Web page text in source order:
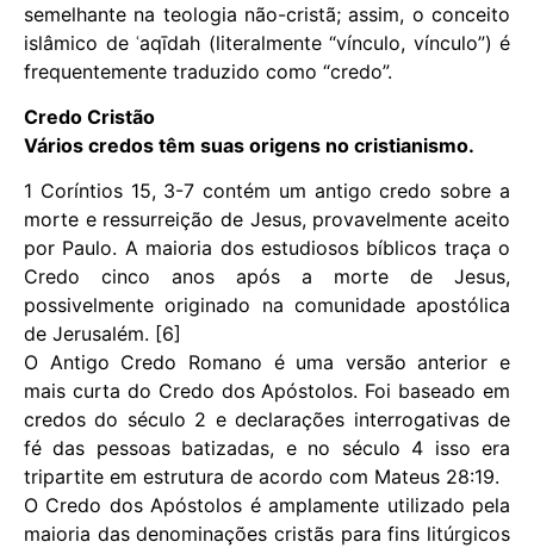
semelhante na teologia não-cristã; assim, o conceito
islâmico de ʿaqīdah (literalmente “vínculo, vínculo”) é
frequentemente traduzido como “credo”.
Credo Cristão
Vários credos têm suas origens no cristianismo.
1 Coríntios 15, 3-7 contém um antigo credo sobre a
morte e ressurreição de Jesus, provavelmente aceito
por Paulo. A maioria dos estudiosos bíblicos traça o
Credo cinco anos após a morte de Jesus,
possivelmente originado na comunidade apostólica
de Jerusalém. [6]
O Antigo Credo Romano é uma versão anterior e
mais curta do Credo dos Apóstolos. Foi baseado em
credos do século 2 e declarações interrogativas de
fé das pessoas batizadas, e no século 4 isso era
tripartite em estrutura de acordo com Mateus 28:19.
O Credo dos Apóstolos é amplamente utilizado pela
maioria das denominações cristãs para fins litúrgicos